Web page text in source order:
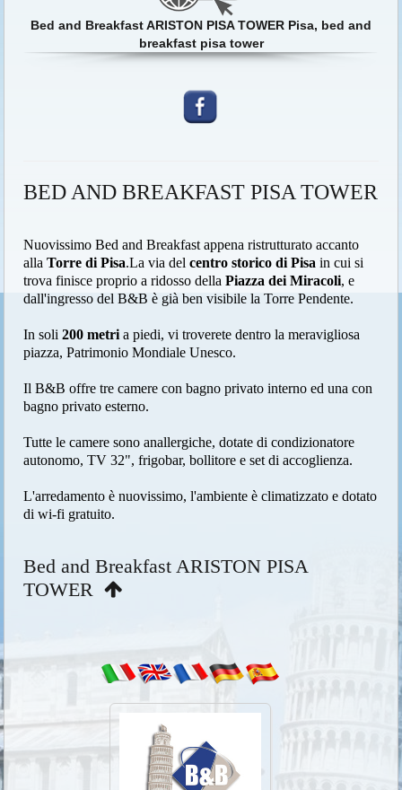
Bed and Breakfast ARISTON PISA TOWER Pisa, bed and
breakfast pisa tower
BED AND BREAKFAST PISA TOWER
Nuovissimo Bed and Breakfast appena ristrutturato accanto
allaTorre di Pisa.La via delcentro storico di Pisa in cui si
trova finisce proprio a ridosso dellaPiazza dei Miracoli, e
dall'ingresso del B&B è già ben visibile la Torre Pendente.
In soli200 metri a piedi, vi troverete dentro la meravigliosa
piazza, Patrimonio Mondiale Unesco.
Il B&B offre tre camere con bagno privato interno ed una con
bagno privato esterno.
Tutte le camere sono anallergiche, dotate di condizionatore
autonomo, TV 32", frigobar, bollitore e set di accoglienza.
L'arredamento è nuovissimo, l'ambiente è climatizzato e dotato
di wi-fi gratuito.
Bed and Breakfast ARISTON PISA
TOWER